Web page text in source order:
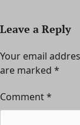
Leave a Reply
Your email
are marked *
Comment*